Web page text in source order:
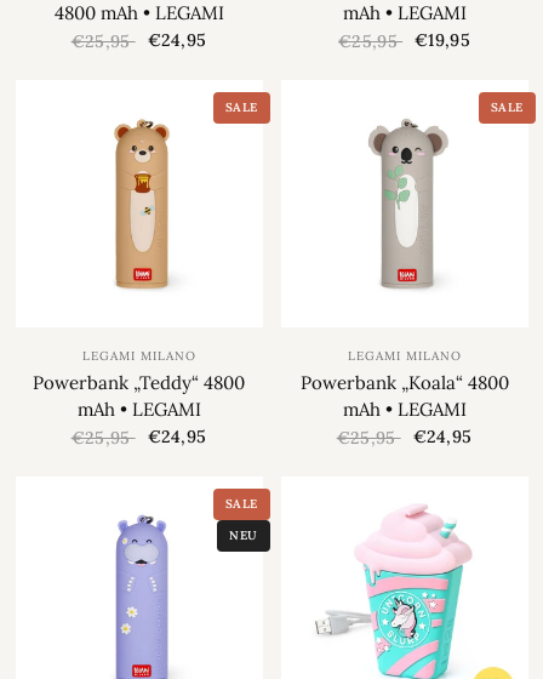
4800 mAh • LEGAMI
€25,95 €24,95
mAh • LEGAMI
€25,95 €19,95
SALE
LEGAMI MILANO
Powerbank „Teddy“ 4800
mAh • LEGAMI
€25,95 €24,95
SALE
LEGAMI MILANO
Powerbank „Koala“ 4800
mAh • LEGAMI
€25,95 €24,95
SALE
NEU